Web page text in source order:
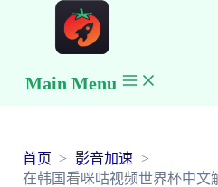
Main Menu
首页
影音加速
在韩国看咪咕视频世界杯中文